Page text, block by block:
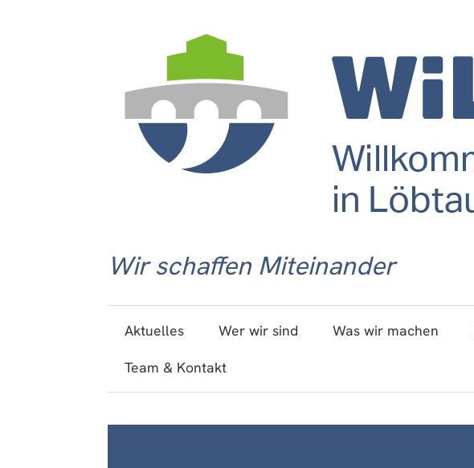
Wir schaffen Miteinander
Aktuelles Wer wir sind Was wir machen
Team & Kontakt